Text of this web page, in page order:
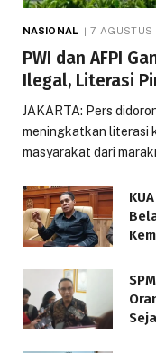
NASIONAL 7
PWI dan AFPI
Ilegal, Literasi
JAKARTA: Pers
meningkatkan literasi
masyarakat dari